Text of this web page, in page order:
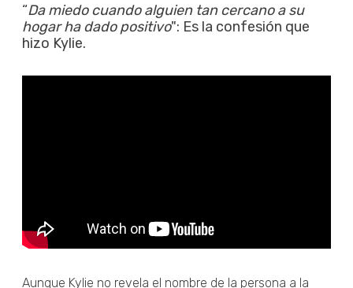
“Da miedo cuando alguien tan cercano a su
hogar ha dado positivo": Es la confesión que
hizo Kylie.
Aunque Kylie no revela el nombre de la persona a la